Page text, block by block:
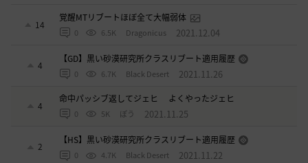
14
覚醒MTリブートほぼ全て大幅弱体
0 6.5K Dragonicus 2021.12.04
4
【GD】黒い砂漠研究所クラスリブート適用履歴
0 6.7K Black Desert 2021.11.26
4
命中パッシブ返してジェヒ よくやったジェヒ
0 5K ぽう 2021.11.25
2
【HS】黒い砂漠研究所クラスリブート適用履歴
0 4.7K Black Desert 2021.11.22